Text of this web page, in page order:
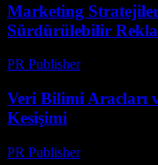
Marketing
Sürdürülebilir
PR Publisher-
Veri Bilimi Aracları
Kesişimi
PR Publisher-